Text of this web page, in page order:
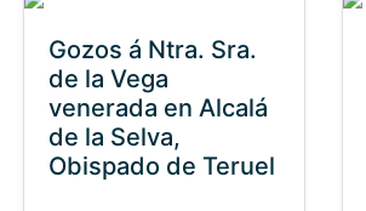
Gozos á Ntra. Sra.
de la Vega
venerada en Alcalá
de la Selva,
Obispado de Teruel